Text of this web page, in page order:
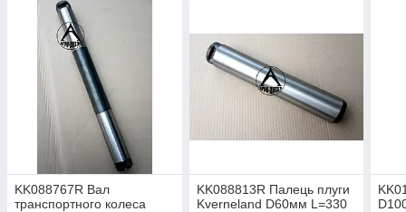
KK088767R Вал
транспортного колеса
KK088813R Палець плуги
Kverneland D60мм L=330